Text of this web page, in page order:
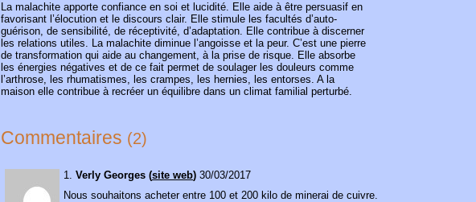
La malachite apporte confiance en soi et lucidité. Elle aide à être persuasif en
favorisant l’élocution et le discours clair. Elle stimule les facultés d’auto-
guérison, de sensibilité, de réceptivité, d’adaptation. Elle contribue à discerner
les relations utiles. La malachite diminue l’angoisse et la peur. C’est une pierre
de transformation qui aide au changement, à la prise de risque. Elle absorbe
les énergies négatives et de ce fait permet de soulager les douleurs comme
l’arthrose, les rhumatismes, les crampes, les hernies, les entorses. A la
maison elle contribue à recréer un équilibre dans un climat familial perturbé.
Commentaires (2)
1. Verly Georges (site web) 30/03/2017
Nous souhaitons acheter entre 100 et 200 kilo de minerai de cuivre.